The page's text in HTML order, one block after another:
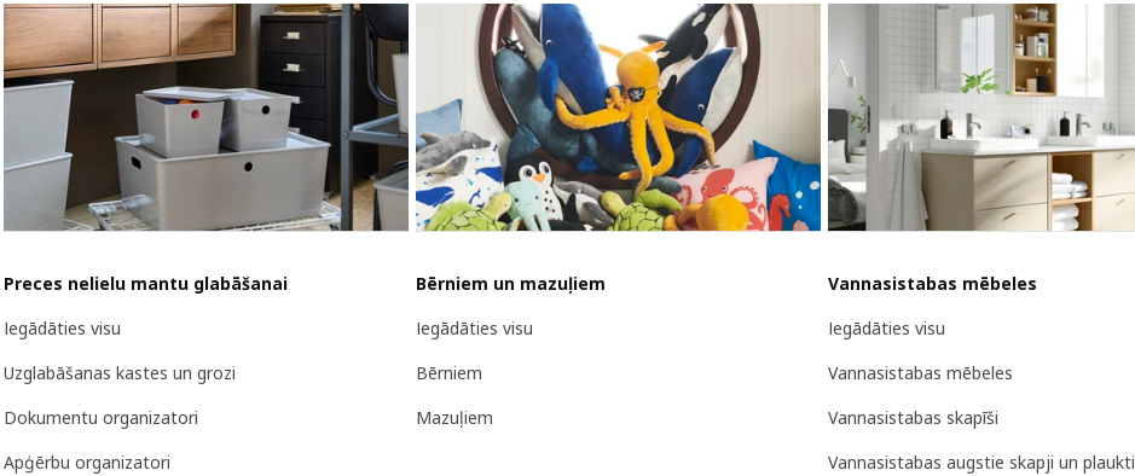
Preces nelielu mantu glabāšanai
Iegādāties visu
Uzglabāšanas kastes un grozi
Dokumentu organizatori
Apģērbu organizatori
Bērniem un mazuļiem
Iegādāties visu
Bērniem
Mazuļiem
Vannasistabas mēbeles
Iegādāties visu
Vannasistabas mēbeles
Vannasistabas skapīši
Vannasistabas augstie skapji un plaukti